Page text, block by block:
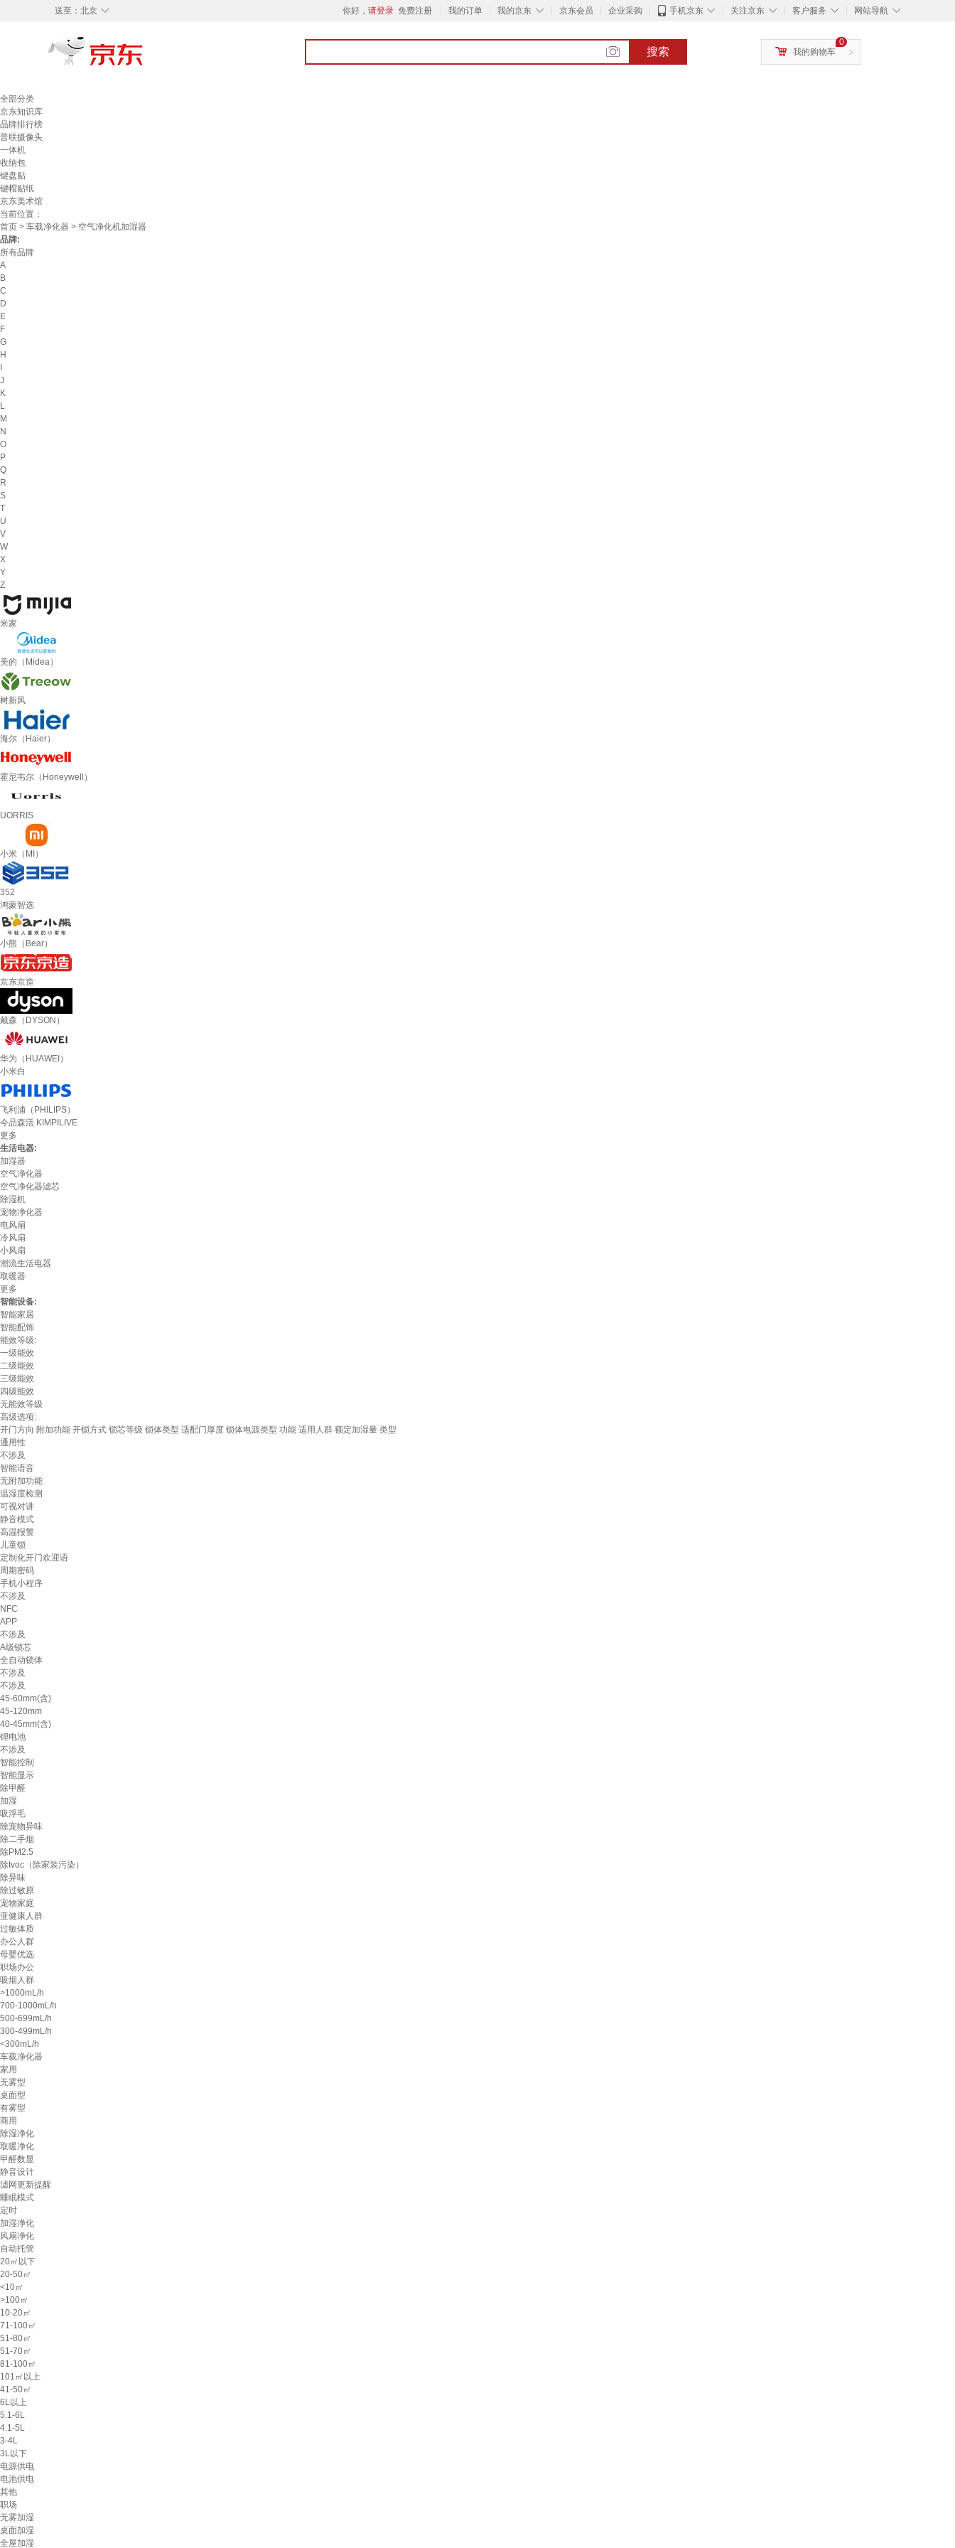
◇
送至： 北京 你好， 请登录 免费注册 我的订单 ◇
我的京东 京东会员 企业采购 ◇
手机京东 ◇
关注京东 ◇
客户服务 ◇
网站导航
搜索 >
0
我的购物车
全部分类
京东知识库
品牌排行榜
普联摄像头
一体机
收纳包
键盘贴
键帽贴纸
京东美术馆
当前位置：
首页 > 车载净化器 > 空气净化机加湿器
品牌:
所有品牌
A
B
C
D
E
F
G
H
J
K
L
M
N
O
P
Q
R
S
T
U
V
W
X
Y
Z
米家
美的（Midea）
树新风
海尔（Haier）
霍尼韦尔（Honeywell）
UORRIS
小米（MI）
352
鸿蒙智选
小熊（Bear）
京东京造
戴森（DYSON）
华为（HUAWEI）
小米白
飞利浦（PHILIPS）
今品森活 KIMPILIVE
更多
生活电器:
加湿器
空气净化器
空气净化器滤芯
除湿机
宠物净化器
电风扇
冷风扇
小风扇
潮流生活电器
取暖器
更多
智能设备:
智能家居
智能配饰
能效等级:
一级能效
二级能效
三级能效
四级能效
无能效等级
高级选项:
开门方向 附加功能 开锁方式 锁芯等级 锁体类型 适配门厚度 锁体电源类型 功能 适用人群 额定加湿量 类型
通用性
不涉及
智能语音
无附加功能
温湿度检测
可视对讲
静音模式
高温报警
儿童锁
定制化开门欢迎语
周期密码
手机小程序
不涉及
NFC
APP
不涉及
A级锁芯
全自动锁体
不涉及
不涉及
45-60mm(含)
45-120mm
40-45mm(含)
锂电池
不涉及
智能控制
智能显示
除甲醛
加湿
吸浮毛
除宠物异味
除二手烟
除PM2.5
除tvoc（除家装污染）
除异味
除过敏原
宠物家庭
亚健康人群
过敏体质
办公人群
母婴优选
职场办公
吸烟人群
>1000mL/h
700-1000mL/h
500-699mL/h
300-499mL/h
<300mL/h
车载净化器
家用
无雾型
桌面型
有雾型
商用
除湿净化
取暖净化
甲醛数显
静音设计
滤网更新提醒
睡眠模式
定时
加湿净化
风扇净化
自动托管
20㎡以下
20-50㎡
<10㎡
>100㎡
10-20㎡
71-100㎡
51-80㎡
51-70㎡
81-100㎡
101㎡以上
41-50㎡
6L以上
5.1-6L
4.1-5L
3-4L
3L以下
电源供电
电池供电
其他
职场
无雾加湿
桌面加湿
全屋加湿